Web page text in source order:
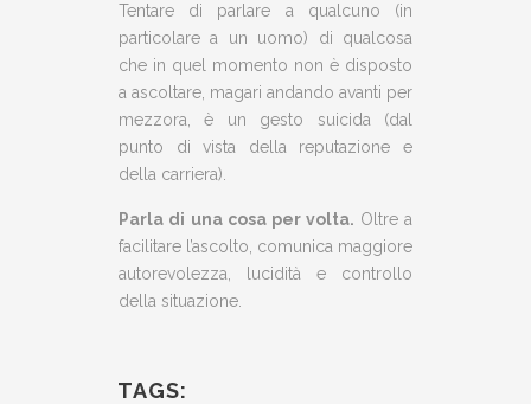
Tentare di parlare a qualcuno (in
particolare a un uomo) di qualcosa
che in quel momento non è disposto
a ascoltare, magari andando avanti per
mezzora, è un gesto suicida (dal
punto di vista della reputazione e
della carriera).
Parla di una cosa per volta. Oltre a
facilitare l’ascolto, comunica maggiore
autorevolezza, lucidità e controllo
della situazione.
TAGS: